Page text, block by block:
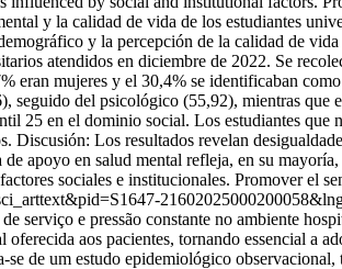
y la calidad de vida de los estudiantes
y la percepción de la calidad de
atendidos en diciembre de 2022. Se
eran mujeres y el 30,4% se identificaban
del psicológico (55,92), mientras
25 en el dominio social. Los estudiantes que
Los resultados revelan
en salud mental refleja, en su
sociales e institucionales. Promover el
e pressão constante no ambiente
aos pacientes, tornando essencial a
de um estudo epidemiológico